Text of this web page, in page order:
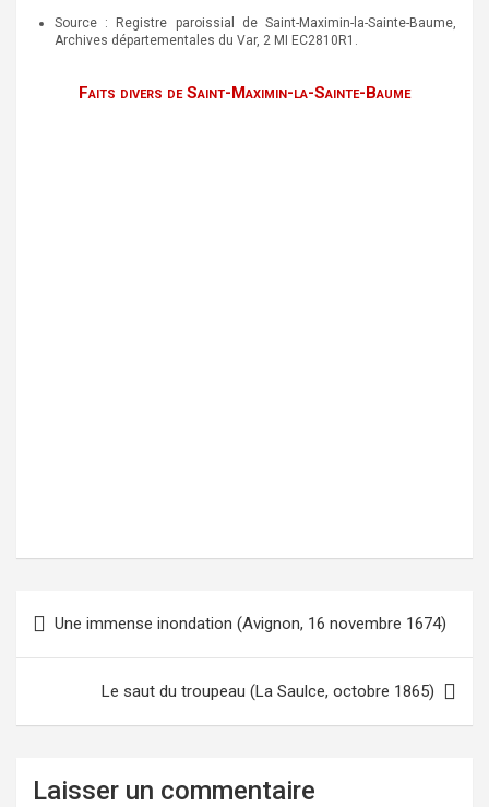
Source : Registre paroissial de Saint-Maximin-la-Sainte-Baume,
Archives départementales du Var, 2 MI EC2810R1.
Faits divers de Saint-Maximin-la-Sainte-Baume
Navigation
de
Une immense inondation (Avignon, 16 novembre 1674)
Le saut du troupeau (La Saulce, octobre 1865)
Laisser un commentaire